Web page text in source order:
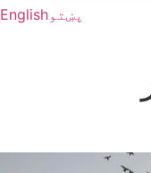
پښتوEnglish